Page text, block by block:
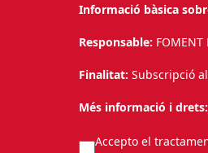
Informació bàsica
Responsable: FOMENT
Finalitat: Subscripció
Més informació i drets:
Accepto el